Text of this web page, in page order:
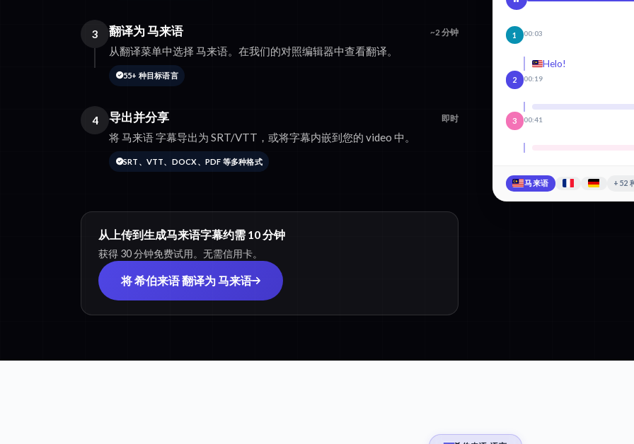
3 翻译为 马来语 ~2 分钟
从翻译菜单中选择 马来语。在我们的对照编辑器中查看翻译。
55+ 种目标语言
4 导出并分享 即时
将 马来语 字幕导出为 SRT/VTT，或将字幕内嵌到您的 video 中。
SRT、VTT、DOCX、PDF 等多种格式
从上传到生成马来语字幕约需 10 分钟
获得 30 分钟免费试用。无需信用卡。
将 希伯来语 翻译为 马来语
1 00:03
Helo!
2 00:19
3 00:41
马来语 +52